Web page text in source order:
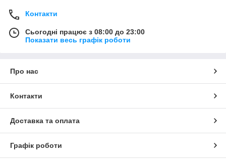
Контакти
Сьогодні працює з 08:00 до 23:00
Показати весь графік роботи
Про нас
Контакти
Доставка та оплата
Графік роботи